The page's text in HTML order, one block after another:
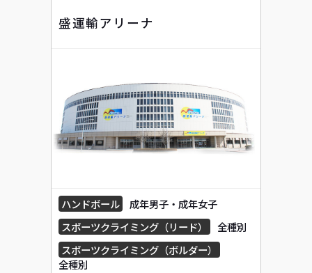
盛運輸アリーナ
ハンドボール
成年男子・成年女子
スポーツクライミング（リード）
全種別
スポーツクライミング（ボルダー）
全種別